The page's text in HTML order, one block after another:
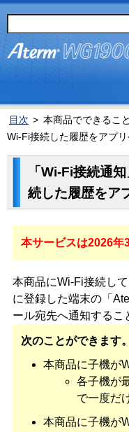
目次 > 本商品でできるこ
Wi-Fi接続した履歴をアプ
「Wi-Fi接続通
続した履歴をア
本サービスは2026年
本商品にWi-Fi接続し
に登録した端末の「
ール宛先へ通知するこ
次のことができます。
本商品に子機が
各子機が
で一度だ
本商品に子機が